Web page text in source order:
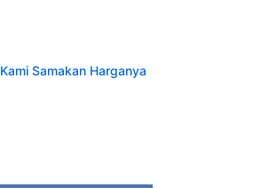
Kami Samakan Harganya